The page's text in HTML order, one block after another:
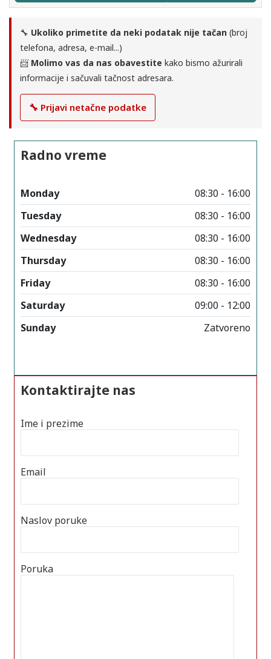
🔧 Ukoliko primetite da neki podatak nije tačan (broj
telefona, adresa, e-mail...)
📨 Molimo vas da nas obavestite kako bismo ažurirali
informacije i sačuvali tačnost adresara.
🔧 Prijavi netačne podatke
Radno vreme
Monday
08:30 - 16:00
Tuesday
08:30 - 16:00
Wednesday
08:30 - 16:00
Thursday
08:30 - 16:00
Friday
08:30 - 16:00
Saturday
09:00 - 12:00
Sunday
Zatvoreno
Kontaktirajte nas
Ime i prezime
Email
Naslov poruke
Poruka